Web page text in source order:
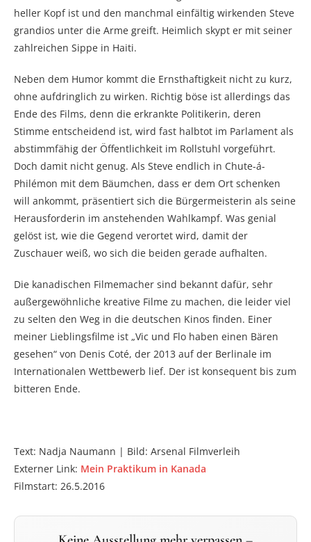
heller Kopf ist und den manchmal einfältig wirkenden Steve
grandios unter die Arme greift. Heimlich skypt er mit seiner
zahlreichen Sippe in Haiti.
Neben dem Humor kommt die Ernsthaftigkeit nicht zu kurz,
ohne aufdringlich zu wirken. Richtig böse ist allerdings das
Ende des Films, denn die erkrankte Politikerin, deren
Stimme entscheidend ist, wird fast halbtot im Parlament als
abstimmfähig der Öffentlichkeit im Rollstuhl vorgeführt.
Doch damit nicht genug. Als Steve endlich in Chute-á-
Philémon mit dem Bäumchen, dass er dem Ort schenken
will ankommt, präsentiert sich die Bürgermeisterin als seine
Herausforderin im anstehenden Wahlkampf. Was genial
gelöst ist, wie die Gegend verortet wird, damit der
Zuschauer weiß, wo sich die beiden gerade aufhalten.
Die kanadischen Filmemacher sind bekannt dafür, sehr
außergewöhnliche kreative Filme zu machen, die leider viel
zu selten den Weg in die deutschen Kinos finden. Einer
meiner Lieblingsfilme ist „Vic und Flo haben einen Bären
gesehen“ von Denis Coté, der 2013 auf der Berlinale im
Internationalen Wettbewerb lief. Der ist konsequent bis zum
bitteren Ende.
Text: Nadja Naumann | Bild: Arsenal Filmverleih
Externer Link: Mein Praktikum in Kanada
Filmstart: 26.5.2016